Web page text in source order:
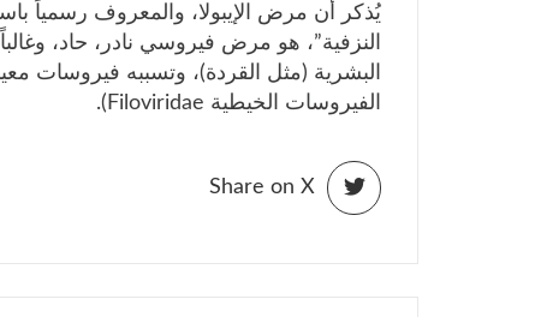
النزفية”، هو مرض فيروسي نادر، حاد،
الفيروسات الخيطية Filoviridae).
Share on X